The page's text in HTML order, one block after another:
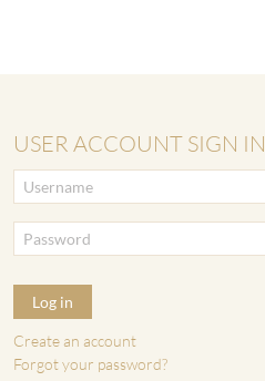
USER ACCOUNT SIGN IN
Log in
Create an account
Forgot your password?